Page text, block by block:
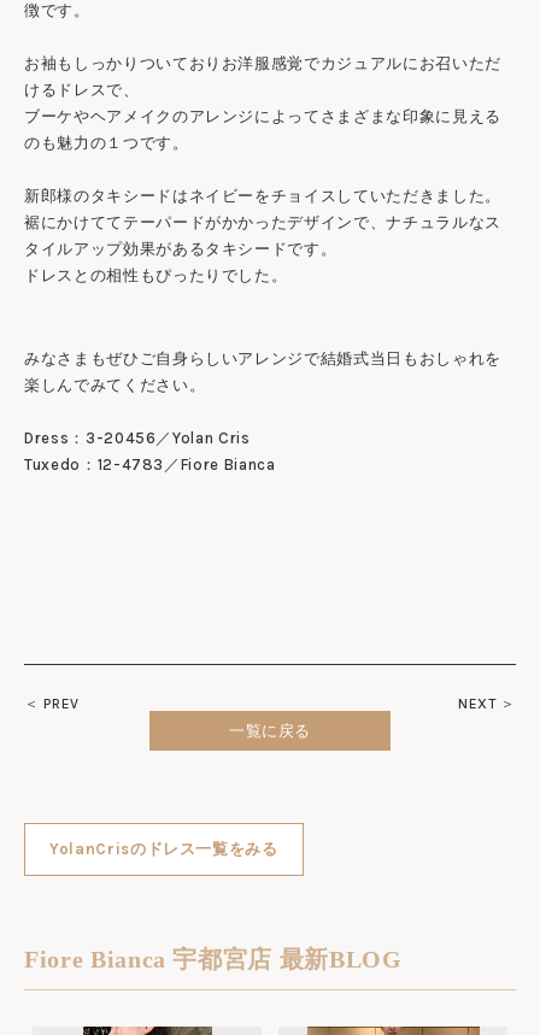
徴です。
お袖もしっかりついておりお洋服感覚でカジュアルにお召いただ
けるドレスで、
ブーケやヘアメイクのアレンジによってさまざまな印象に見える
のも魅力の１つです。
新郎様のタキシードはネイビーをチョイスしていただきました。
裾にかけててテーパードがかかったデザインで、ナチュラルなス
タイルアップ効果があるタキシードです。
ドレスとの相性もぴったりでした。
みなさまもぜひご自身らしいアレンジで結婚式当日もおしゃれを
楽しんでみてください。
Dress：3-20456／Yolan Cris
Tuxedo：12-4783／Fiore Bianca
＜ PREV NEXT ＞
一覧に戻る
YolanCrisのドレス一覧をみる
Fiore Bianca 宇都宮店 最新BLOG